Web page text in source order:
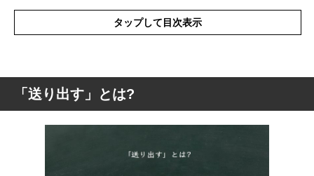
タップして目次表示
「送り出す」とは?
「送り出す」とは?